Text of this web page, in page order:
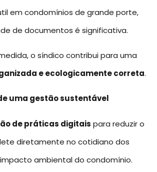
em condomínios de grande porte,
de documentos é significativa.
o síndico contribui para uma
e ecologicamente correta.
uma gestão sustentável
de práticas digitais para reduzir o
diretamente no cotidiano dos
ambiental do condomínio.